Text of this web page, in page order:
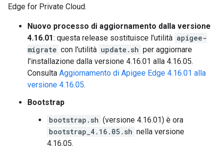
Edge for Private Cloud.
Nuovo processo di aggiornamento dalla versione
4.16.01: questa release sostituisce l'utilità apigee-
migrate con l'utilità update.sh per aggiornare
l'installazione dalla versione 4.16.01 alla 4.16.05.
Consulta Aggiornamento di Apigee Edge 4.16.01 alla
versione 4.16.05.
Bootstrap
bootstrap.sh (versione 4.16.01) è ora
bootstrap_4.16.05.sh nella versione
4.16.05.